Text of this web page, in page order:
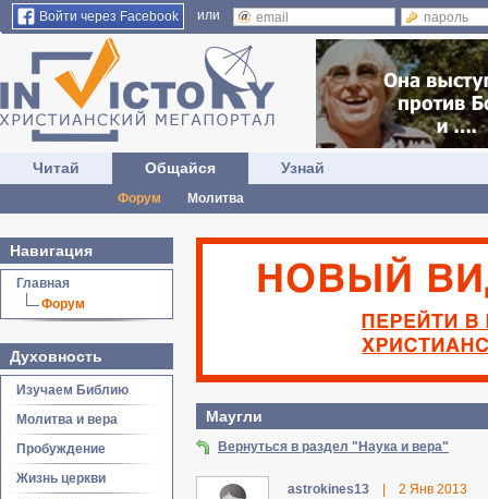
Войти через Facebook или
Читай Общайся
Форум Молитва
Узнай
Навигация
Главная
Форум
Духовность
Изучаем Библию
Молитва и вера
Пробуждение
Жизнь церкви
Маугли
Вернуться в раздел "Наука и вера"
astrokines13 2 Янв 2013